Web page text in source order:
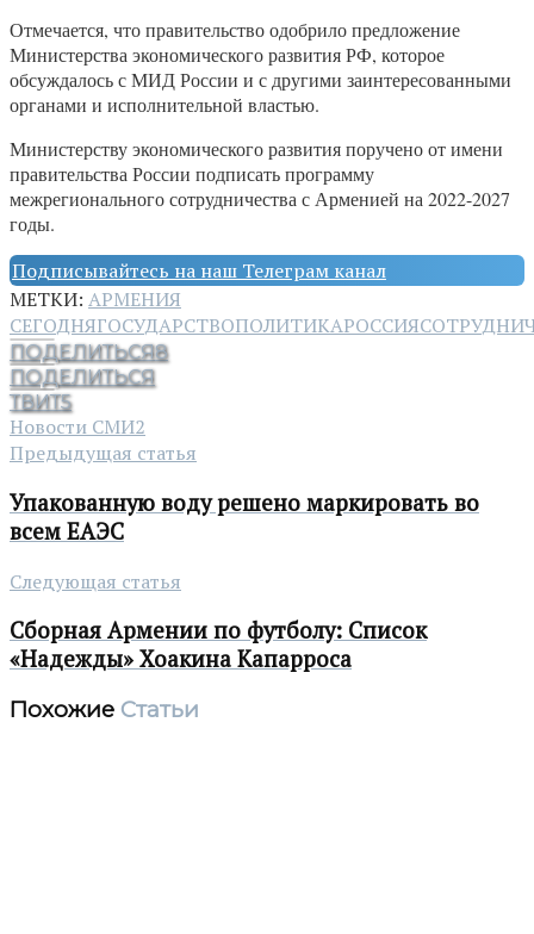
Отмечается, что правительство одобрило предложение
Министерства экономического развития РФ, которое
обсуждалось с МИД России и с другими заинтересованными
органами и исполнительной властью.
Министерству экономического развития поручено от имени
правительства России подписать программу
межрегионального сотрудничества с Арменией на 2022-2027
годы.
Подписывайтесь на наш Телеграм канал
МЕТКИ: АРМЕНИЯ
СЕГОДНЯГОСУДАРСТВОПОЛИТИКАРОССИЯ
ПОДЕЛИТЬСЯ8
ПОДЕЛИТЬСЯ
ТВИТ5
Новости СМИ2
Предыдущая статья
Упакованную воду решено маркировать во
всем ЕАЭС
Следующая статья
Сборная Армении по футболу: Список
«Надежды» Хоакина Капарроса
Похожие Статьи